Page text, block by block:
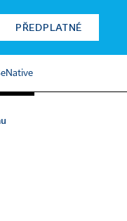
PŘEDPLATNÉ